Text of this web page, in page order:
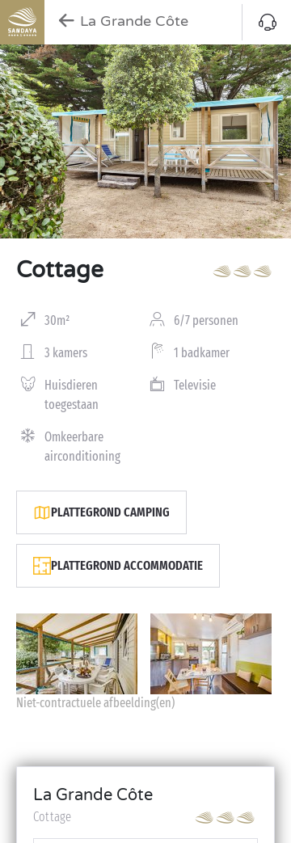
La Grande Côte
Cottage
30m² 6/7 personen
3 kamers 1 badkamer
Huisdieren
toegestaan
Televisie
Omkeerbare
airconditioning
PLATTEGROND CAMPING
PLATTEGROND ACCOMMODATIE
Niet-contractuele afbeelding(en)
La Grande Côte
Cottage